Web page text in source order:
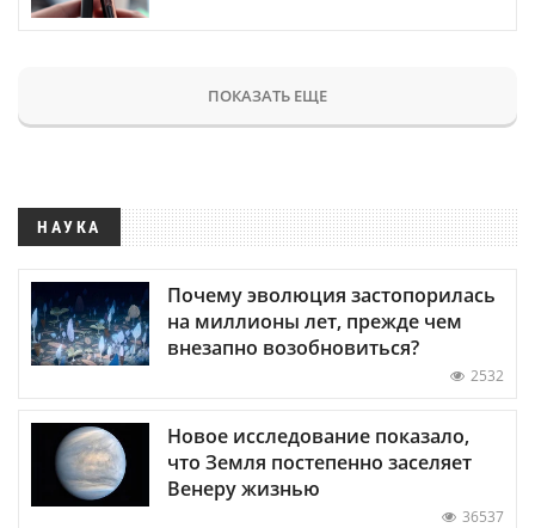
ПОКАЗАТЬ ЕЩЕ
НАУКА
Почему эволюция застопорилась
на миллионы лет, прежде чем
внезапно возобновиться?
2532
Новое исследование показало,
что Земля постепенно заселяет
Венеру жизнью
36537